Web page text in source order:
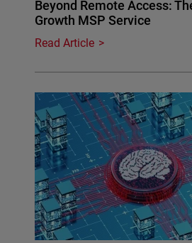
Beyond Remote Access:
Growth MSP Service
Read Article